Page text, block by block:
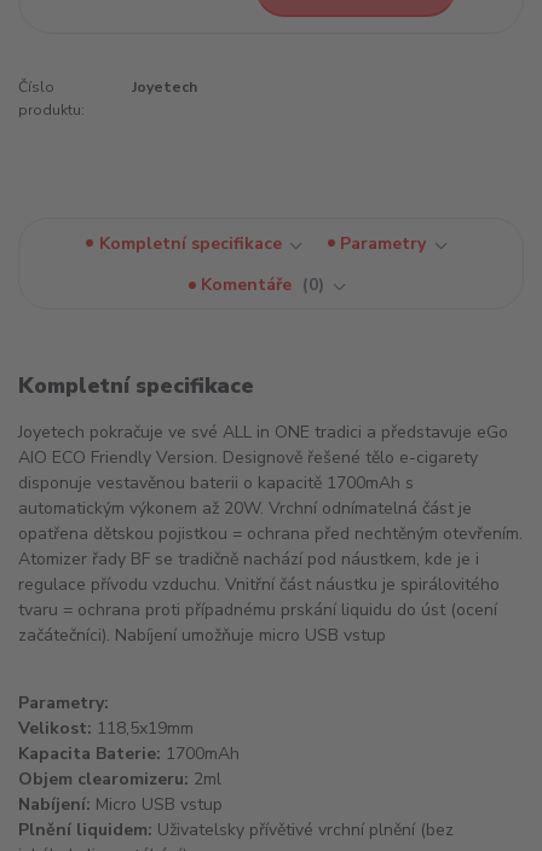
Číslo
produktu:
Joyetech
Kompletní specifikace
Parametry
Komentáře
0
Kompletní specifikace
Joyetech pokračuje ve své ALL in ONE tradici a představuje eGo
AIO ECO Friendly Version. Designově řešené tělo e-cigarety
disponuje vestavěnou baterii o kapacitě 1700mAh s
automatickým výkonem až 20W. Vrchní odnímatelná část je
opatřena dětskou pojistkou = ochrana před nechtěným otevřením.
Atomizer řady BF se tradičně nachází pod náustkem, kde je i
regulace přívodu vzduchu. Vnitřní část náustku je spirálovitého
tvaru = ochrana proti případnému prskání liquidu do úst (ocení
začátečníci). Nabíjení umožňuje micro USB vstup
Parametry:
Velikost: 118,5x19mm
Kapacita Baterie: 1700mAh
Objem clearomizeru: 2ml
Nabíjení: Micro USB vstup
Plnění liquidem: Uživatelsky přívětivé vrchní plnění (bez